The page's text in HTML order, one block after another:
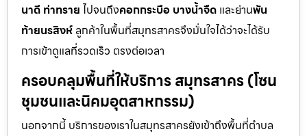
นาดี ท่าทราย ไปจนถึงคอกกระบือ บางน้ำจืด และย่านพัน
ท้ายนรสิงห์ ลูกค้าในพื้นที่สมุทรสาครจึงมั่นใจได้ว่าจะได้รับ
การเข้าดูแลที่รวดเร็ว ตรงต่อเวลา
ครอบคลุมพื้นที่ให้บริการ สมุทรสาคร (โซน
ชุมชนและนิคมอุตสาหกรรม)
นอกจากนี้ บริการของเราในสมุทรสาครยังเข้าถึงพื้นที่ตำบล